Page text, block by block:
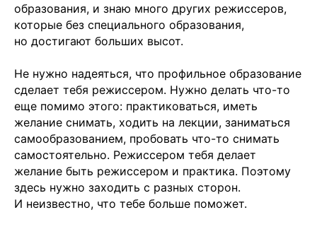
образования, и знаю много других режиссеров,
которые без специального образования,
но достигают больших высот.
Не нужно надеяться, что профильное образование
сделает тебя режиссером. Нужно делать что-то
еще помимо этого: практиковаться, иметь
желание снимать, ходить на лекции, заниматься
самообразованием, пробовать что-то снимать
самостоятельно. Режиссером тебя делает
желание быть режиссером и практика. Поэтому
здесь нужно заходить с разных сторон.
И неизвестно, что тебе больше поможет.